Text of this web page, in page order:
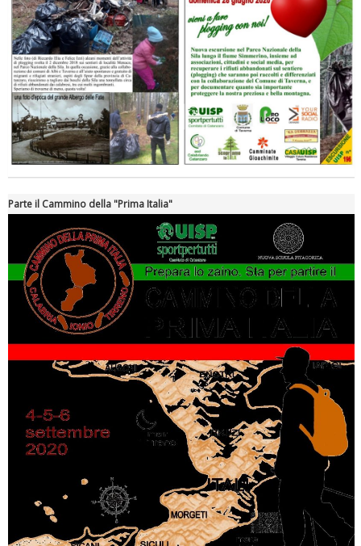
Parte il Cammino della "Prima Italia"